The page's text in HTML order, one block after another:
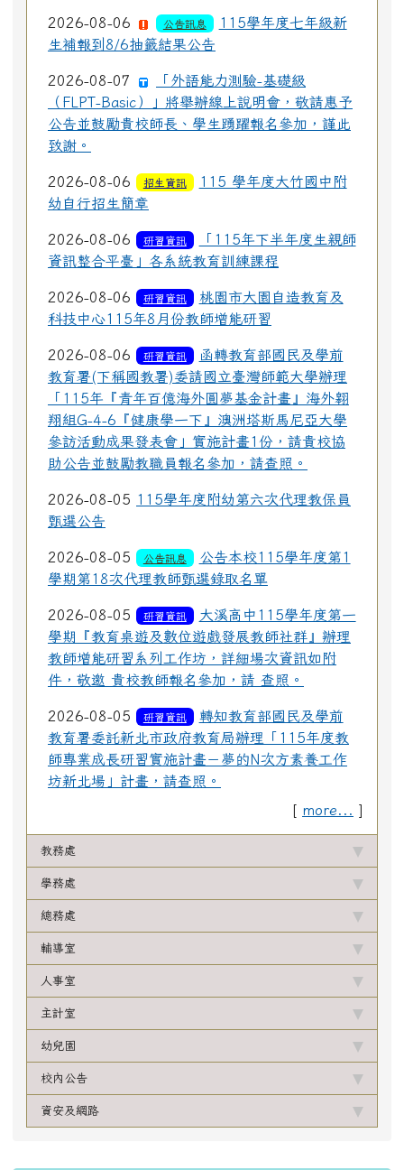
2026-08-06 公告訊息
115學年度七年級新
生補報到8/6抽籤結果公告
2026-08-07
「外語能力測驗-基礎級
（FLPT-Basic）」將舉辦線上說明會，敬請惠予
公告並鼓勵貴校師長、學生踴躍報名參加，謹此
致謝。
2026-08-06 招生資訊
115 學年度大竹國中附
幼自行招生簡章
2026-08-06 研習資訊
「115年下半年度生親師
資訊整合平臺」各系統教育訓練課程
2026-08-06 研習資訊
桃園市大園自造教育及
科技中心115年8月份教師增能研習
2026-08-06 研習資訊
函轉教育部國民及學前
教育署(下稱國教署)委請國立臺灣師範大學辦理
「115年『青年百億海外圓夢基金計畫』海外翱
翔組G-4-6『健康學一下』澳洲塔斯馬尼亞大學
參訪活動成果發表會」實施計畫1份，請貴校協
助公告並鼓勵教職員報名參加，請查照。
2026-08-05 115學年度附幼第六次代理教保員
甄選公告
2026-08-05 公告訊息
公告本校115學年度第1
學期第18次代理教師甄選錄取名單
2026-08-05 研習資訊
大溪高中115學年度第一
學期『教育桌遊及數位遊戲發展教師社群』辦理
教師增能研習系列工作坊，詳細場次資訊如附
件，敬邀 貴校教師報名參加，請 查照。
2026-08-05 研習資訊
轉知教育部國民及學前
教育署委託新北市政府教育局辦理「115年度教
師專業成長研習實施計畫－夢的N次方素養工作
坊新北場」計畫，請查照。
[ more... ]
教務處
學務處
總務處
輔導室
人事室
主計室
幼兒園
校內公告
資安及網路